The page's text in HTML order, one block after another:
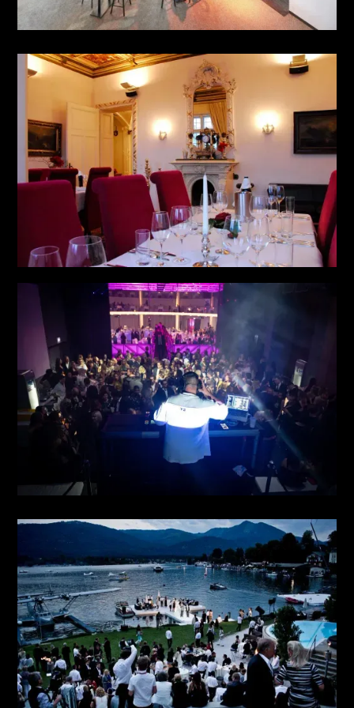
THEATER RESTAURANT
CIRCUS CIRCUS
see more
HISTORISCHES SCHLOSS
see more
MYSTIC UNDERWORLD
see more